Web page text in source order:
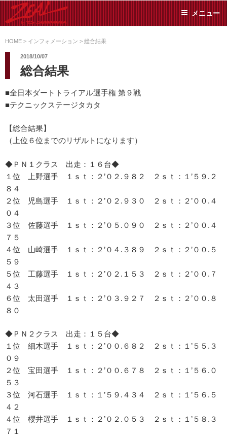
ン
ツ
ス
キ
ッ
SUMIYAMA
た日常メンテから各種チ
ューニングまで、車に関
することならジャンルフ
リーでお任せください!
メニュー
HOME > インフォメーション > 総合結果
2018/10/07
総合結果
■全日本ダートトライアル選手権 第９戦
■テクニックステージタカタ
【総合結果】
（上位６位までのリザルトになります）
◆ＰＮ１クラス 出走：１６台◆
１位 上野選手 １ｓｔ：２’０２.９８２ ２ｓｔ：１’５９.２
８４
２位 児島選手 １ｓｔ：２’０２.９３０ ２ｓｔ：２’００.４
０４
３位 佐藤選手 １ｓｔ：２’０５.０９０ ２ｓｔ：２’００.４
７５
４位 山崎選手 １ｓｔ：２’０４.３８９ ２ｓｔ：２’００.５
５９
５位 工藤選手 １ｓｔ：２’０２.１５３ ２ｓｔ：２’００.７
４３
６位 太田選手 １ｓｔ：２’０３.９２７ ２ｓｔ：２’００.８
８０
◆ＰＮ２クラス 出走：１５台◆
１位 細木選手 １ｓｔ：２’００.６８２ ２ｓｔ：１’５５.３
０９
２位 宝田選手 １ｓｔ：２’００.６７８ ２ｓｔ：１’５６.０
５３
３位 河石選手 １ｓｔ：１’５９.４３４ ２ｓｔ：１’５６.５
４２
４位 櫻井選手 １ｓｔ：２’０２.０５３ ２ｓｔ：１’５８.３
７１